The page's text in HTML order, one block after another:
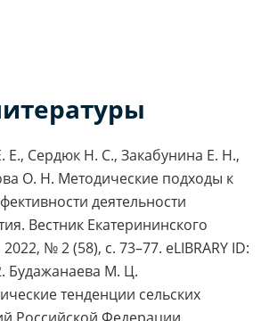
Е., Сердюк Н. С., Закабунина Е. Н.,
О. Н. Методические подходы к
деятельности
Вестник Екатерининского
2022, № 2 (58), с. 73–77. eLIBRARY ID:
Будажанаева М. Ц.
тенденции сельских